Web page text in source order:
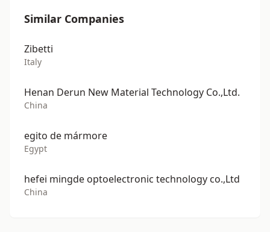
Similar Companies
Zibetti
Italy
Henan Derun New Material Technology Co.,Ltd.
China
egito de mármore
Egypt
hefei mingde optoelectronic technology co.,Ltd
China